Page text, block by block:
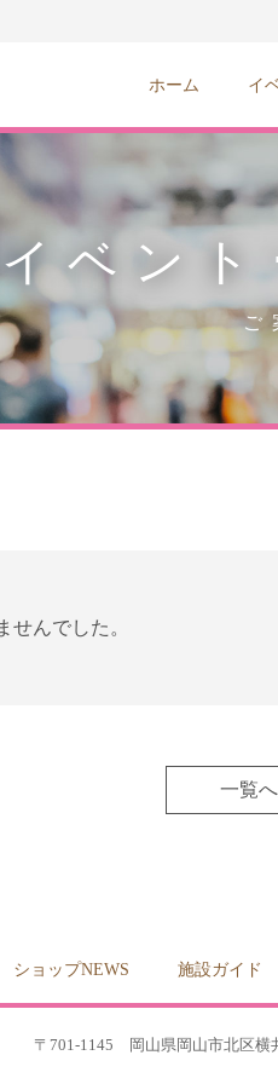
ホーム イ
イベン
ご
せんでした。
一覧
ショップNEWS 施設ガイド
〒701-1145 岡山県岡山市北区横